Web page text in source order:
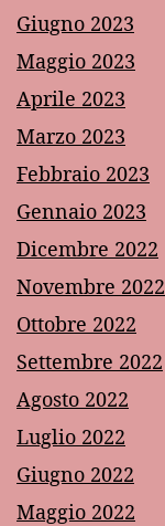
Giugno 2023
Maggio 2023
Aprile 2023
Marzo 2023
Febbraio 2023
Gennaio 2023
Dicembre 2022
Novembre 2022
Ottobre 2022
Settembre 2022
Agosto 2022
Luglio 2022
Giugno 2022
Maggio 2022